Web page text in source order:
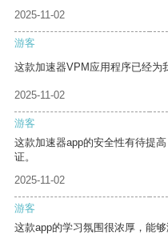
2025-11-02
游客
这款加速器VPM应用程序已经为
2025-11-02
游客
这款加速器app的安全性有待提
证。
2025-11-02
游客
这款app的学习氛围很浓厚，能